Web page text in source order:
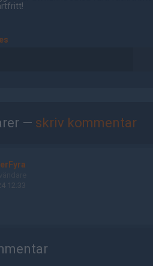
— skriv kommentar
12:33